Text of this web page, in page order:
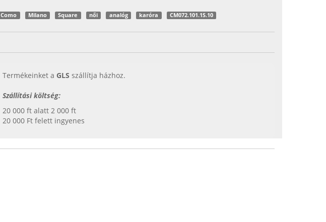
Como Milano Square női analóg karóra CM072.101.1S.10
Termékeinket a GLS szállítja házhoz.
Szállítási költség:
20 000 ft alatt 2 000 ft
20 000 Ft felett ingyenes